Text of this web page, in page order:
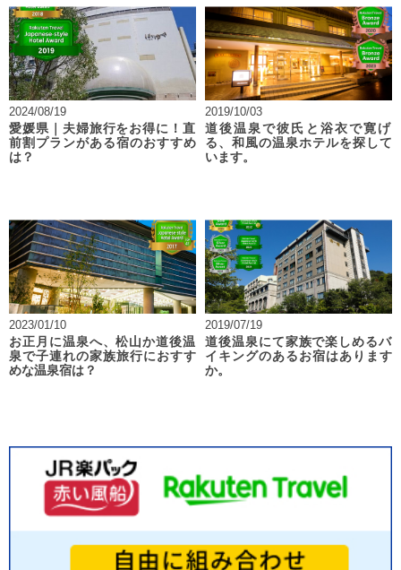
2024/08/19
愛媛県｜夫婦旅行をお得に！直
前割プランがある宿のおすすめ
は？
2019/10/03
道後温泉で彼氏と浴衣で寛げ
る、和風の温泉ホテルを探して
います。
2023/01/10
お正月に温泉へ、松山か道後温
泉で子連れの家族旅行におすす
めな温泉宿は？
2019/07/19
道後温泉にて家族で楽しめるバ
イキングのあるお宿はあります
か。